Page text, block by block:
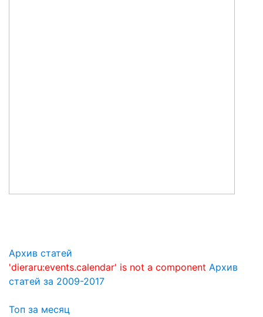
Архив статей
'dieraru:events.calendar' is not a component Архив
статей за 2009-2017
Топ за месяц